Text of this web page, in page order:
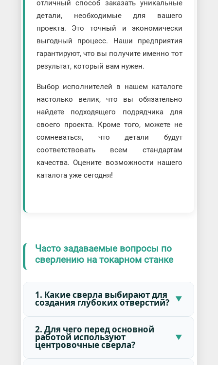
отличный способ заказать уникальные
детали, необходимые для вашего
проекта. Это точный и экономически
выгодный процесс. Наши предприятия
гарантируют, что вы получите именно тот
результат, который вам нужен.
Выбор исполнителей в нашем каталоге
настолько велик, что вы обязательно
найдете подходящего подрядчика для
своего проекта. Кроме того, можете не
сомневаться, что детали будут
соответствовать всем стандартам
качества. Оцените возможности нашего
каталога уже сегодня!
Часто задаваемые вопросы по
сверлению на токарном станке
1. Какие сверла выбирают для
создания глубоких отверстий?
2. Для чего перед основной
работой используют
центровочные сверла?